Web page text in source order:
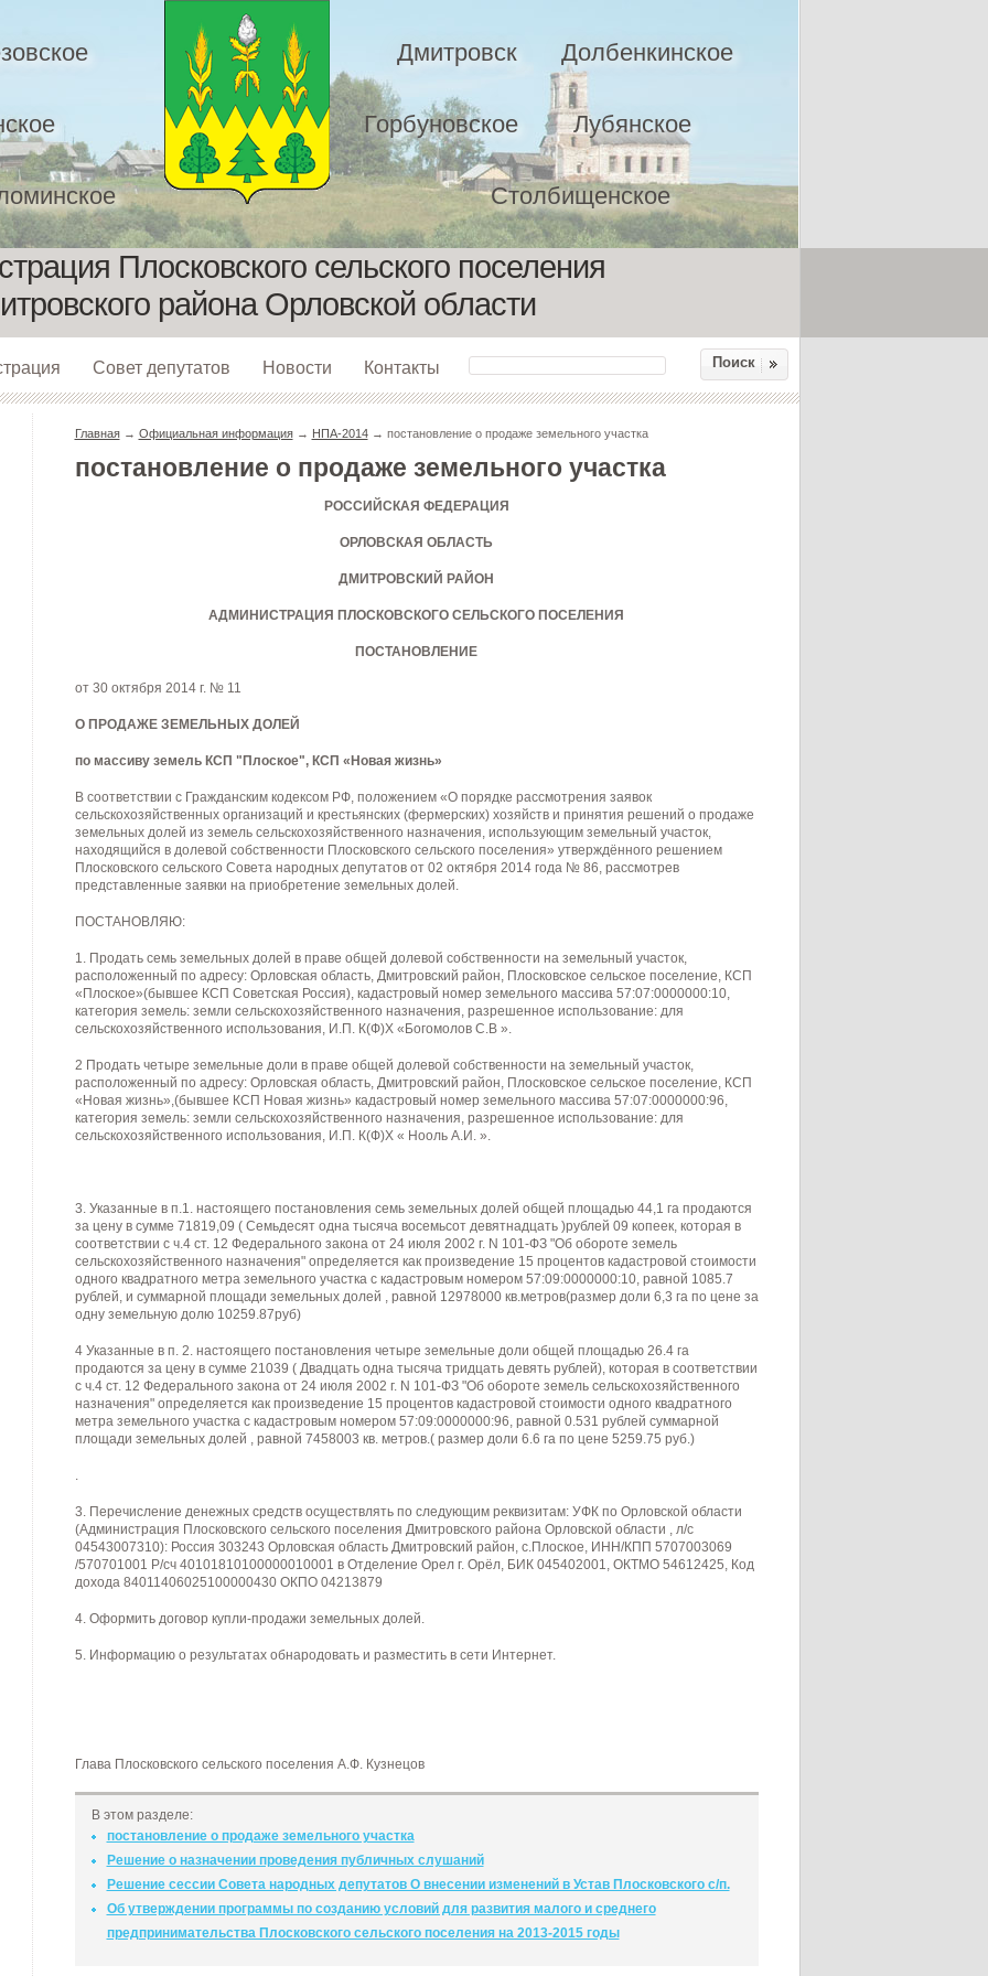
Дмитровск Долбенкинское
Горбуновское Лубянское
Столбищенское
Совет депутатов Новости Контакты
Плосковского сельского поселения
района Орловской области
Поиск
Главная→ Официальная информация→ НПА-2014→ постановление о продаже земельного участка
постановление о продаже земельного участка
РОССИЙСКАЯ ФЕДЕРАЦИЯ
ОРЛОВСКАЯ ОБЛАСТЬ
ДМИТРОВСКИЙ РАЙОН
АДМИНИСТРАЦИЯ ПЛОСКОВСКОГО СЕЛЬСКОГО ПОСЕЛЕНИЯ
ПОСТАНОВЛЕНИЕ
от 30 октября 2014 г. № 11
О ПРОДАЖЕ ЗЕМЕЛЬНЫХ ДОЛЕЙ
по массиву земель КСП "Плоское", КСП «Новая жизнь»
В соответствии с Гражданским кодексом РФ, положением «О порядке рассмотрения заявок
сельскохозяйственных организаций и крестьянских (фермерских) хозяйств и принятия решений о продаже
земельных долей из земель сельскохозяйственного назначения, использующим земельный участок,
находящийся в долевой собственности Плосковского сельского поселения» утверждённого решением
Плосковского сельского Совета народных депутатов от 02 октября 2014 года № 86, рассмотрев
представленные заявки на приобретение земельных долей.
ПОСТАНОВЛЯЮ:
1. Продать семь земельных долей в праве общей долевой собственности на земельный участок,
расположенный по адресу: Орловская область, Дмитровский район, Плосковское сельское поселение, КСП
«Плоское»(бывшее КСП Советская Россия), кадастровый номер земельного массива 57:07:0000000:10,
категория земель: земли сельскохозяйственного назначения, разрешенное использование: для
сельскохозяйственного использования, И.П. К(Ф)Х «Богомолов С.В ».
2 Продать четыре земельные доли в праве общей долевой собственности на земельный участок,
расположенный по адресу: Орловская область, Дмитровский район, Плосковское сельское поселение, КСП
«Новая жизнь»,(бывшее КСП Новая жизнь» кадастровый номер земельного массива 57:07:0000000:96,
категория земель: земли сельскохозяйственного назначения, разрешенное использование: для
сельскохозяйственного использования, И.П. К(Ф)Х « Нооль А.И. ».
3. Указанные в п.1. настоящего постановления семь земельных долей общей площадью 44,1 га продаются
за цену в сумме 71819,09 ( Семьдесят одна тысяча восемьсот девятнадцать )рублей 09 копеек, которая в
соответствии с ч.4 ст. 12 Федерального закона от 24 июля 2002 г. N 101-ФЗ "Об обороте земель
сельскохозяйственного назначения" определяется как произведение 15 процентов кадастровой стоимости
одного квадратного метра земельного участка с кадастровым номером 57:09:0000000:10, равной 1085.7
рублей, и суммарной площади земельных долей , равной 12978000 кв.метров(размер доли 6,3 га по цене за
одну земельную долю 10259.87руб)
4 Указанные в п. 2. настоящего постановления четыре земельные доли общей площадью 26.4 га
продаются за цену в сумме 21039 ( Двадцать одна тысяча тридцать девять рублей), которая в соответствии
с ч.4 ст. 12 Федерального закона от 24 июля 2002 г. N 101-ФЗ "Об обороте земель сельскохозяйственного
назначения" определяется как произведение 15 процентов кадастровой стоимости одного квадратного
метра земельного участка с кадастровым номером 57:09:0000000:96, равной 0.531 рублей суммарной
площади земельных долей , равной 7458003 кв. метров.( размер доли 6.6 га по цене 5259.75 руб.)
.
3. Перечисление денежных средств осуществлять по следующим реквизитам: УФК по Орловской области
(Администрация Плосковского сельского поселения Дмитровского района Орловской области , л/с
04543007310): Россия 303243 Орловская область Дмитровский район, с.Плоское, ИНН/КПП 5707003069
/570701001 Р/сч 40101810100000010001 в Отделение Орел г. Орёл, БИК 045402001, ОКТМО 54612425, Код
дохода 84011406025100000430 ОКПО 04213879
4. Оформить договор купли-продажи земельных долей.
5. Информацию о результатах обнародовать и разместить в сети Интернет.
Глава Плосковского сельского поселения А.Ф. Кузнецов
В этом разделе:
постановление о продаже земельного участка
Решение о назначении проведения публичных слушаний
Решение сессии Совета народных депутатов О внесении изменений в Устав Плосковского с/п.
Об утверждении программы по созданию условий для развития малого и среднего
предпринимательства Плосковского сельского поселения на 2013-2015 годы